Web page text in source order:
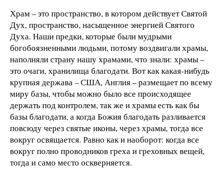
Храм – это пространство, в котором действует Святой
Дух, пространство, насыщенное энергией Святого
Духа. Наши предки, которые были мудрыми
богобоязненными людьми, потому воздвигали храмы,
наполняли страну нашу храмами, что знали: храмы –
это очаги, хранилища благодати. Вот как какая-нибудь
крупная держава – США, Англия – размещает по всему
миру базы, чтобы можно было все происходящее
держать под контролем, так же и храмы есть как бы
базы благодати, а когда Божия благодать разливается
повсюду через святые иконы, через храмы, тогда все
вокруг освящается. Равно как и наоборот: когда все
вокруг полно проводников греха и греховных вещей,
тогда и само место оскверняется.